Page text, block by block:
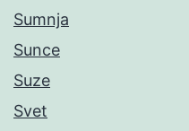
Sumnja
Sunce
Suze
Svet